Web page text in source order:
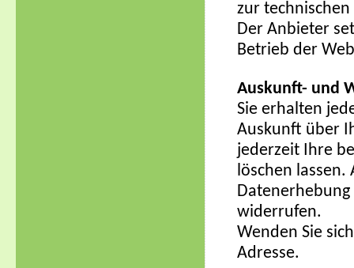
zur
Der Anbieter
Betrieb der
Auskunft- und
Sie erhalten
Auskunft über
jederzeit Ihre
löschen
widerrufen.
Wenden Sie
Adresse.